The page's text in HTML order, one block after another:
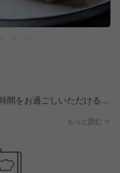
確に持っていると、自然と
たら、すぐに活躍できる職
きな人
を喜ばせたい人
ュニティを広げたい人
ルは問いません！／
間をお過ごしいただける心
ていただけるよう、温かく
とりが持つ個性や強みを最
しい接客マニュアルは設け
もっと読む